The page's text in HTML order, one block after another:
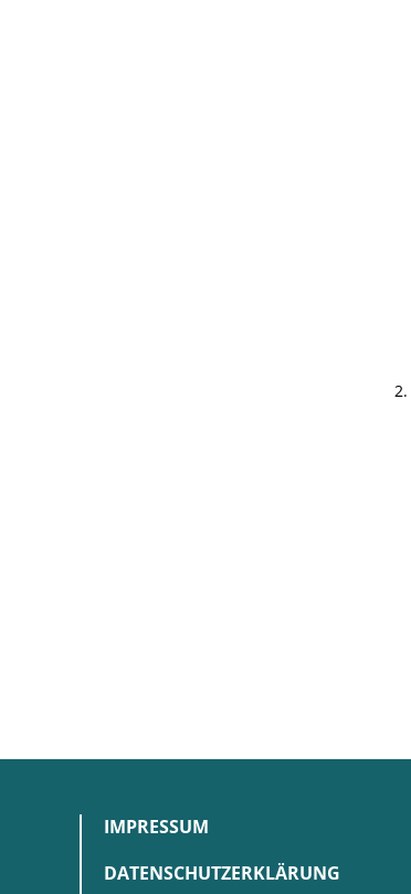
IMPRESSUM
DATENSCHUTZERKLÄRUNG